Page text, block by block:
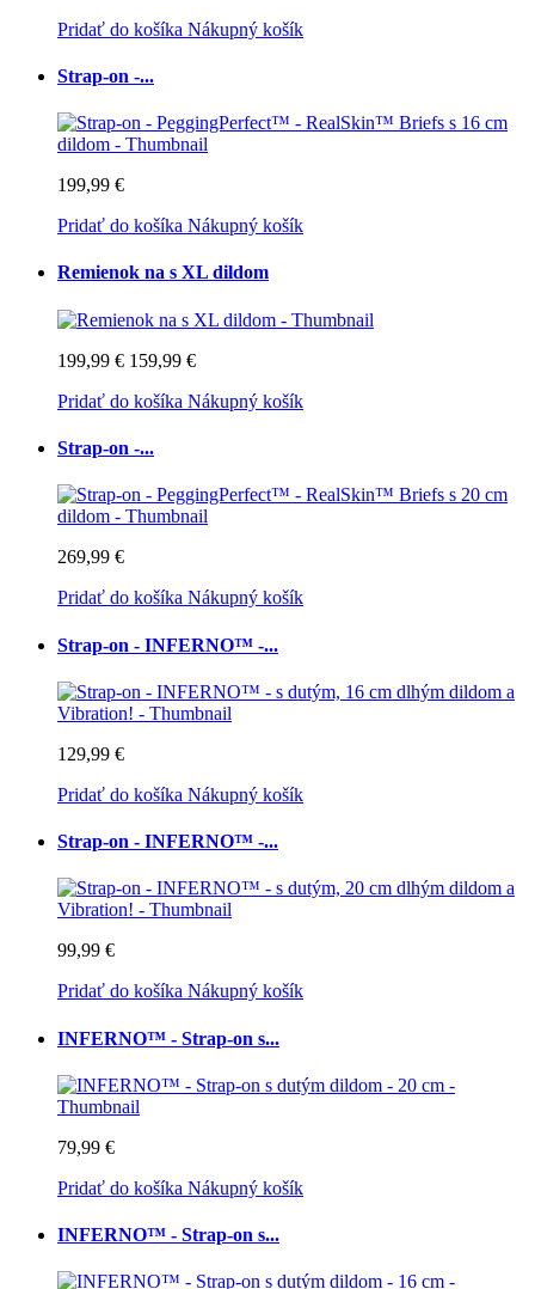
Pridať do košíka Nákupný košík
Strap-on -...
199,99 €
Pridať do košíka Nákupný košík
Remienok na s XL dildom
199,99 € 159,99 €
Pridať do košíka Nákupný košík
Strap-on -...
269,99 €
Pridať do košíka Nákupný košík
Strap-on - INFERNO™ -...
129,99 €
Pridať do košíka Nákupný košík
Strap-on - INFERNO™ -...
99,99 €
Pridať do košíka Nákupný košík
INFERNO™ - Strap-on s...
79,99 €
Pridať do košíka Nákupný košík
INFERNO™ - Strap-on s...